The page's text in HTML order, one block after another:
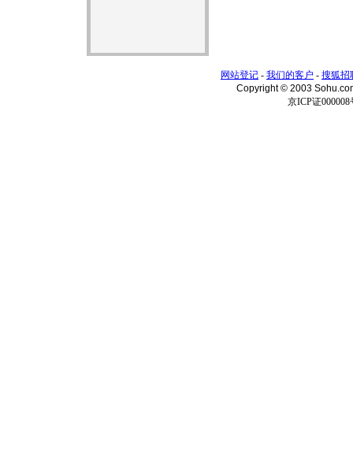
网站登记 - 我们的客户 - 搜狐招
Copyright © 2003
京ICP证